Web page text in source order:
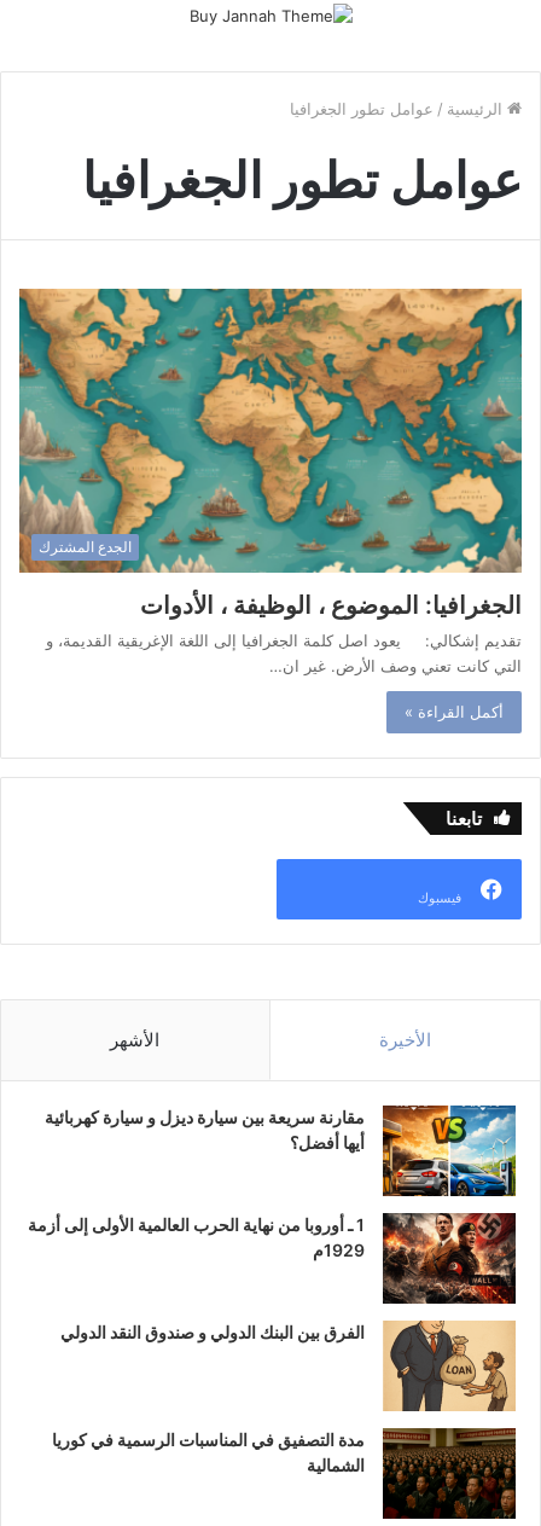
الرئيسية / عوامل تطور الجغرافيا
عوامل تطور الجغرافيا
الجدع المشترك
الجغرافيا: الموضوع ، الوظيفة ، الأدوات
تقديم إشكالي: يعود اصل كلمة الجغرافيا إلى اللغة الإغريقية القديمة، و
التي كانت تعني وصف الأرض. غير ان…
أكمل القراءة »
تابعنا
فيسبوك
الأخيرة الأشهر
مقارنة سريعة بين سيارة ديزل و سيارة كهربائية
أيها أفضل؟
1 ـ أوروبا من نهاية الحرب العالمية الأولى إلى أزمة
1929م
الفرق بين البنك الدولي و صندوق النقد الدولي
مدة التصفيق في المناسبات الرسمية في كوريا
الشمالية